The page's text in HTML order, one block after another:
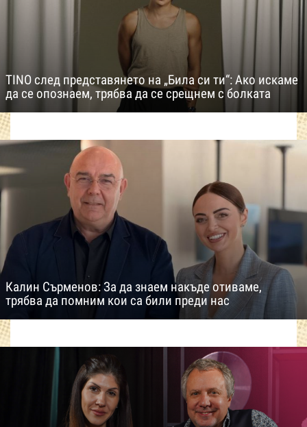
TINO след представянето на „Била си ти“: Ако искаме
да се опознаем, трябва да се срещнем с болката
Калин Сърменов: За да знаем накъде отиваме,
трябва да помним кои са били преди нас